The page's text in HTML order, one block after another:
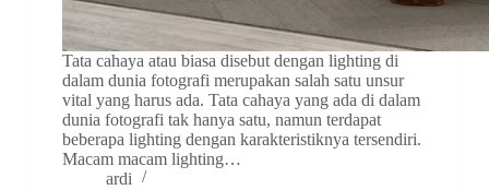
Tata cahaya atau biasa disebut dengan lighting di
dalam dunia fotografi merupakan salah satu unsur
vital yang harus ada. Tata cahaya yang ada di dalam
dunia fotografi tak hanya satu, namun terdapat
beberapa lighting dengan karakteristiknya tersendiri.
Macam macam lighting…
ardi